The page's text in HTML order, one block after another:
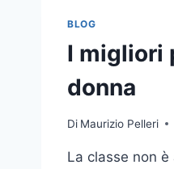
BLOG
I migliori
donna
Di Maurizio Pelleri
La classe non